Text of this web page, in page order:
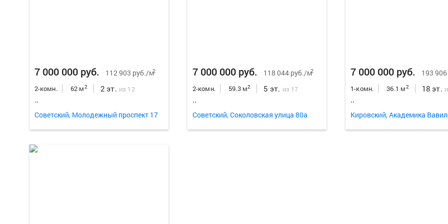
7 000 000 руб. 112 903 руб./м2
2-комн. 62 м2 2 эт. из 12
..
Советский, Молодежный проспект 17
7 000 000 руб. 118 044 руб./м2
2-комн. 59.3 м2 5 эт. из 17
..
Советский, Соколовская улица 80а
7 000 000 руб. 193
1-комн. 36.1 м2 18 эт.
..